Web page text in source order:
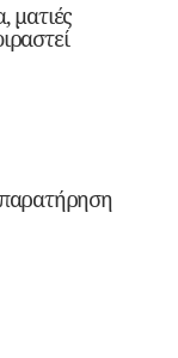
ματιές
παρατήρηση